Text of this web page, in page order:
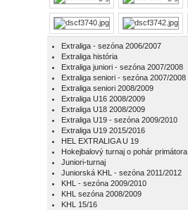
Extraliga - sezóna 2006/2007
Extraliga história
Extraliga juniori - sezóna 2007/2008
Extraliga seniori - sezóna 2007/2008
Extraliga seniori 2008/2009
Extraliga U16 2008/2009
Extraliga U18 2008/2009
Extraliga U19 - sezóna 2009/2010
Extraliga U19 2015/2016
HEL EXTRALIGA U 19
Hokejbalový turnaj o pohár
Juniori-turnaj
Juniorská KHL - sezóna 2011/2012
KHL - sezóna 2009/2010
KHL sezóna 2008/2009
KHL 15/16